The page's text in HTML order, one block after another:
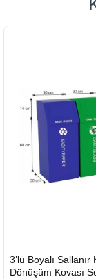
HIZLI
GÖNDERİ
3’lü Boyalı
Dönüşüm Kovası